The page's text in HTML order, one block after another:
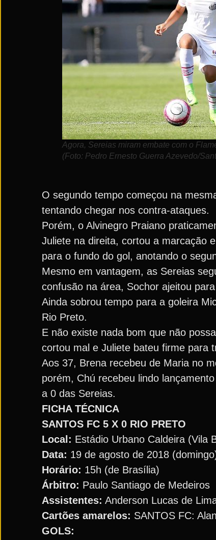
Agora, Sereias miram embate com o
(Foto: Pedro Ernesto Guerra Azevedo/
O segundo tempo começou na
tentando chegar nos contra-ataques.
Porém, o Alvinegro Praiano
Juliete na direita, cortou a marcação
para o fundo do gol, anotando o
Mesmo em vantagem, as Sereias
confusão na área, Sochor ajeitou
Ainda sobrou tempo para a goleira
Rio Preto.
E não existe nada bom que não
cortou mal e Juliete bateu firme para
Aos 37, Brena recebeu de Maria no
porém, Chú recebeu lindo
a 0 das Sereias.
FICHA TÉCNICA
SANTOS FC 5 X 0 RIO PRETO
Local: Estádio Urbano Caldeira (Vila
Data: 19 de agosto de 2018
Horário: 15h (de Brasília)
Árbitro: Paulo Santiago de Medeiros
Assistentes: Anderson Lucas de
Cartões amarelos: SANTOS FC:
GOLS: